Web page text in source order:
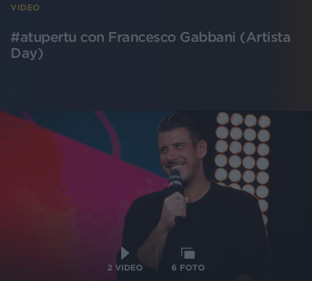
VIDEO
#atupertu con Francesco Gabbani (Artista
Day)
2 VIDEO 6 FOTO